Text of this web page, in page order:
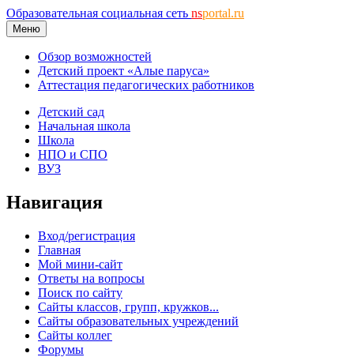
Образовательная социальная сеть nsportal.ru
Меню
Обзор возможностей
Детский проект «Алые паруса»
Аттестация педагогических работников
Детский сад
Начальная школа
Школа
НПО и СПО
ВУЗ
Навигация
Вход/регистрация
Главная
Мой мини-сайт
Ответы на вопросы
Поиск по сайту
Сайты классов, групп, кружков...
Сайты образовательных учреждений
Сайты коллег
Форумы